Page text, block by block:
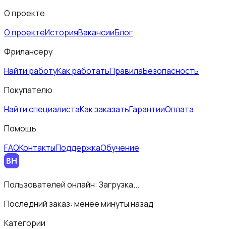
О проекте
О проектеИсторияВакансииБлог
Фрилансеру
Найти работуКак работатьПравилаБезопасность
Покупателю
Найти специалистаКак заказатьГарантииОплата
Помощь
FAQКонтактыПоддержкаОбучение
Пользователей онлайн: Загрузка...
Последний заказ: менее минуты назад
Категории